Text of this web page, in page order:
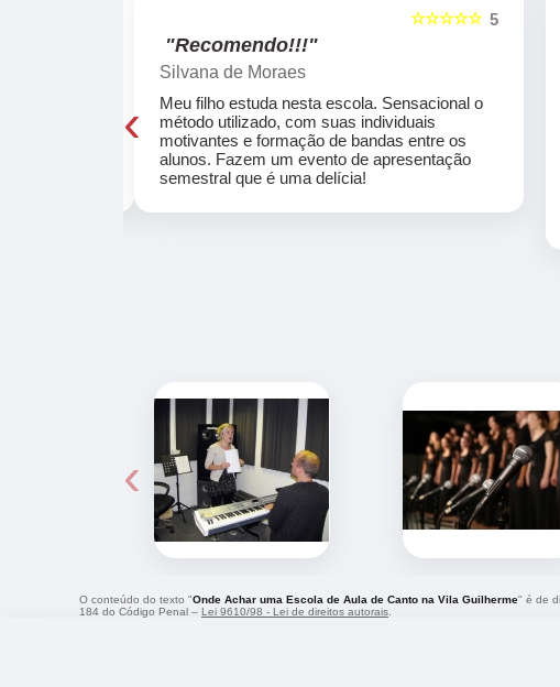
5
☆☆☆☆☆
"Recomendo!!!"
Silvana de Moraes
Meu filho estuda nesta escola. Sensacional o
método utilizado, com suas individuais
motivantes e formação de bandas entre os
alunos. Fazem um evento de apresentação
semestral que é uma delícia!
‹
‹
O conteúdo do texto "Onde Achar uma Escola de Aula de Canto na Vila Guilherme" é de
184 do Código Penal – Lei 9610/98 - Lei de direitos autorais